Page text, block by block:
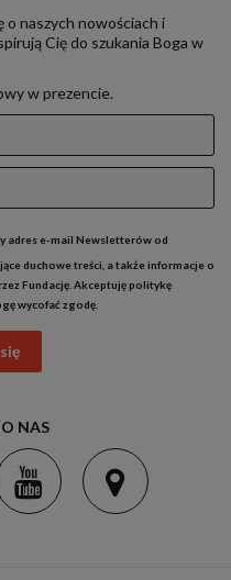
o naszych nowościach i
Cię do szukania Boga w
w prezencie.
adres e-mail Newsletterów od
duchowe treści, a także informacje o
Fundację. Akceptujępolitykę
wycofać zgodę.
NAS